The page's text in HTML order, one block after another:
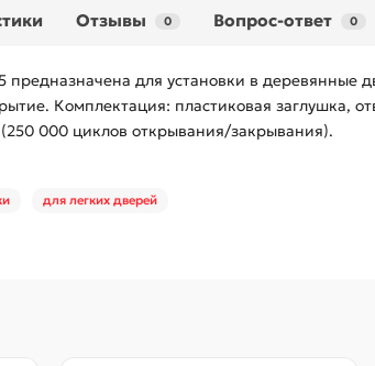
Отзывы 0 Вопрос-ответ 0
предназначена для установки в
Комплектация: пластиковая заглушка,
000 циклов открывания/закрывания).
для легких дверей